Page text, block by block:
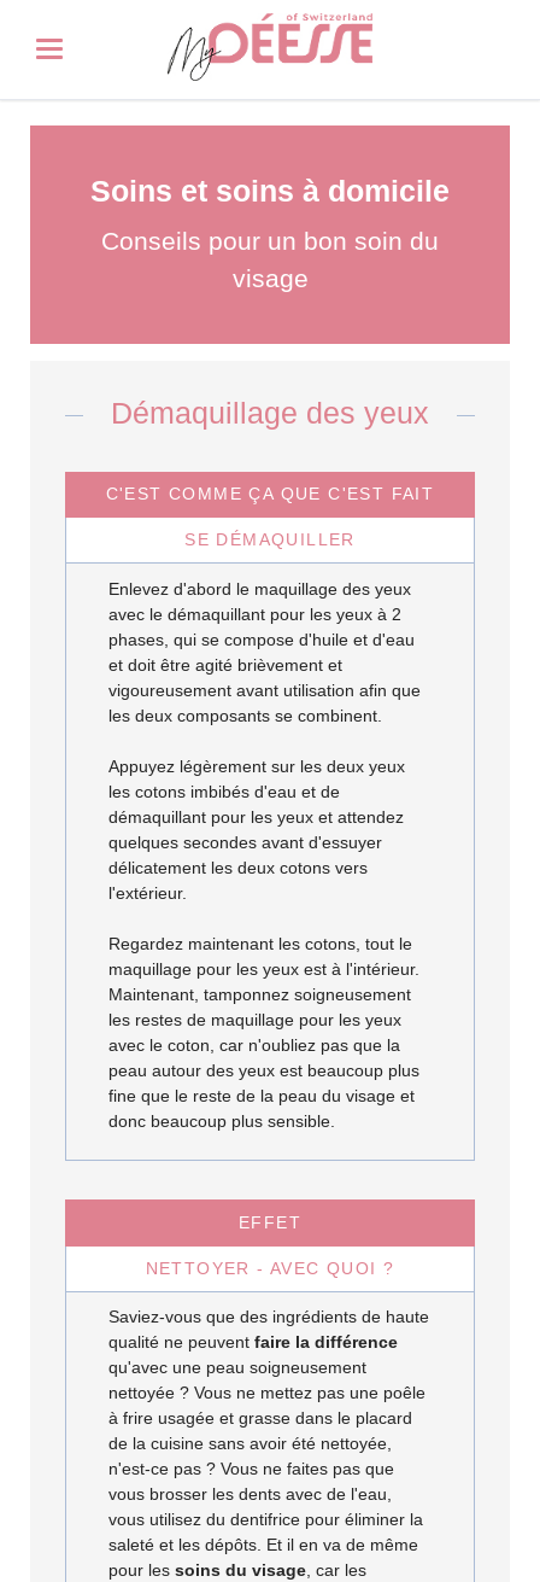
Soins et soins à domicile
Conseils pour un bon soin du
visage
Démaquillage des yeux
C'EST COMME ÇA QUE C'EST FAIT
SE DÉMAQUILLER
Enlevez d'abord le maquillage des yeux
avec le démaquillant pour les yeux à 2
phases, qui se compose d'huile et d'eau
et doit être agité brièvement et
vigoureusement avant utilisation afin que
les deux composants se combinent.
Appuyez légèrement sur les deux yeux
les cotons imbibés d'eau et de
démaquillant pour les yeux et attendez
quelques secondes avant d'essuyer
délicatement les deux cotons vers
l'extérieur.
Regardez maintenant les cotons, tout le
maquillage pour les yeux est à l'intérieur.
Maintenant, tamponnez soigneusement
les restes de maquillage pour les yeux
avec le coton, car n'oubliez pas que la
peau autour des yeux est beaucoup plus
fine que le reste de la peau du visage et
donc beaucoup plus sensible.
EFFET
NETTOYER - AVEC QUOI ?
Saviez-vous que des ingrédients de haute
qualité ne peuventfaire la différence
qu'avec une peau soigneusement
nettoyée ? Vous ne mettez pas une poêle
à frire usagée et grasse dans le placard
de la cuisine sans avoir été nettoyée,
n'est-ce pas ? Vous ne faites pas que
vous brosser les dents avec de l'eau,
vous utilisez du dentifrice pour éliminer la
saleté et les dépôts. Et il en va de même
pour lessoins du visage , car les